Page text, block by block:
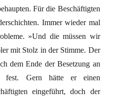
Für die Beschäftigten
Immer wieder mal
»Und die müssen wir
mit Stolz in der Stimme. Der
dem Ende der Besetzung an
fest. Gern hätte er einen
eingeführt, doch der